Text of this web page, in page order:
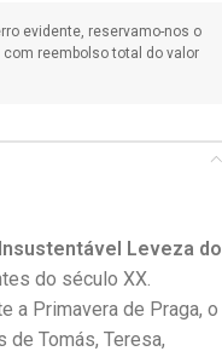
Insustentável Leveza do
do século XX.
a Primavera de Praga, o
de Tomás, Teresa,